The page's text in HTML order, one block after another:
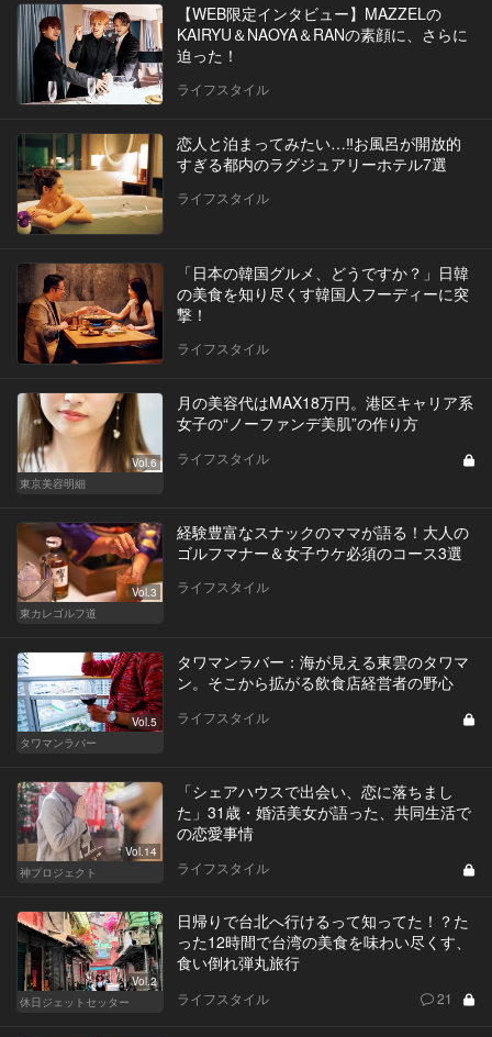
【WEB限定インタビュー】MAZZELの
KAIRYU＆NAOYA＆RANの素顔に、さらに
迫った！
ライフスタイル
恋人と泊まってみたい…‼お風呂が開放的
すぎる都内のラグジュアリーホテル7選
ライフスタイル
「日本の韓国グルメ、どうですか？」日韓
の美食を知り尽くす韓国人フーディーに突
撃！
ライフスタイル
Vol.6
東京美容明細
月の美容代はMAX18万円。港区キャリア系
女子の“ノーファンデ美肌”の作り方
ライフスタイル
Vol.3
東カレゴルフ道
経験豊富なスナックのママが語る！大人の
ゴルフマナー＆女子ウケ必須のコース3選
ライフスタイル
Vol.5
タワマンラバー
タワマンラバー：海が見える東雲のタワマ
ン。そこから拡がる飲食店経営者の野心
ライフスタイル
Vol.14
神プロジェクト
「シェアハウスで出会い、恋に落ちまし
た」31歳・婚活美女が語った、共同生活で
の恋愛事情
ライフスタイル
Vol.2
休日ジェットセッター
日帰りで台北へ行けるって知ってた！？た
った12時間で台湾の美食を味わい尽くす、
食い倒れ弾丸旅行
ライフスタイル 21